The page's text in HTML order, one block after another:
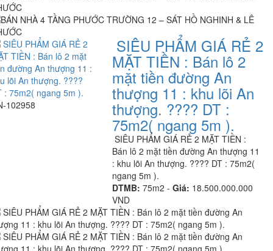
102958
SIÊU PHẨM GIÁ RẺ 2
MẶT TIỀN : Bán lô 2
mặt tiền đường An
thượng 11 : khu lõi An
thượng. ???? DT :
75m2( ngang 5m ).
SIÊU PHẨM GIÁ RẺ 2 MẶT TIỀN :
Bán lô 2 mặt tiền đường An thượng 11
: khu lõi An thượng. ???? DT : 75m2(
ngang 5m ).
DTMB: 75m2 -Giá: 18.500.000.000
VND